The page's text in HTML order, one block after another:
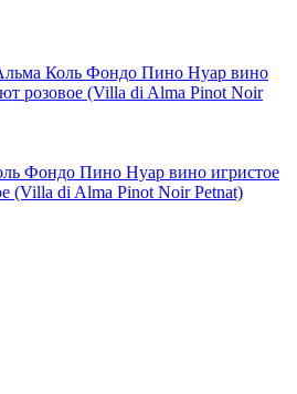
Фондо Пино Нуар вино игристое
(Villa di Alma Pinot Noir Petnat)